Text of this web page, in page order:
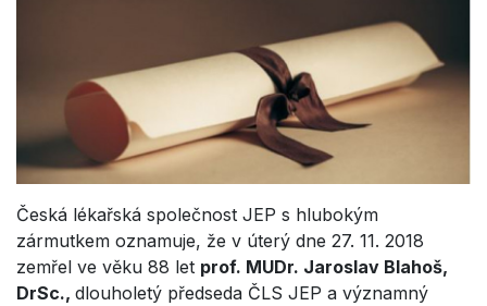
Česká lékařská společnost JEP s hlubokým
zármutkem oznamuje, že v úterý dne 27. 11. 2018
zemřel ve věku 88 let prof. MUDr. Jaroslav Blahoš,
DrSc., dlouholetý předseda ČLS JEP a významný